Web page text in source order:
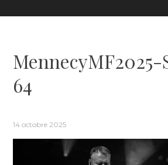
64
14 octobre 2025